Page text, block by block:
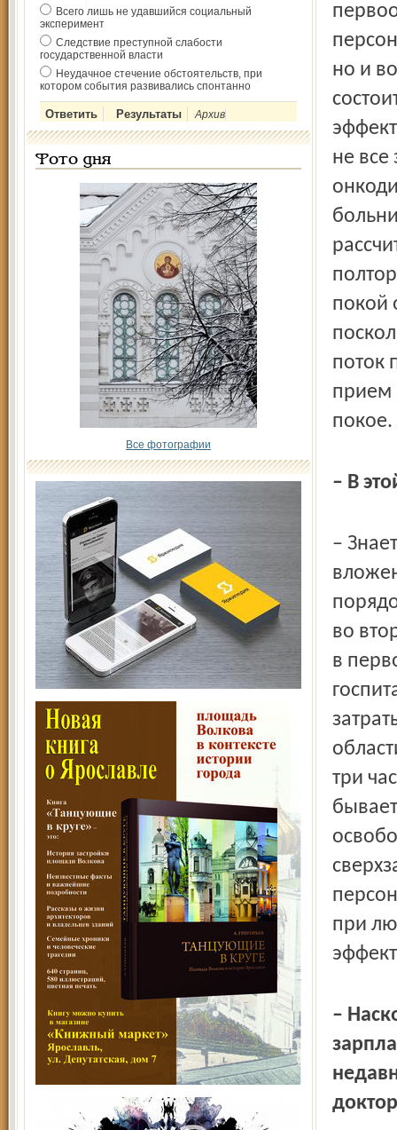
Всего лишь не удавшийся социальный
эксперимент
Следствие преступной слабости
государственной власти
Неудачное стечение обстоятельств, при
котором события развивались спонтанно
Архив
Фото дня
Все фотографии
но и
не все
покой
поток
прием
покое.
– В
–
во
в
три
при
–